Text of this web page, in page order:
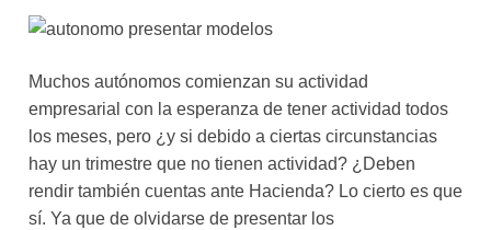
Muchos autónomos comienzan su actividad
empresarial con la esperanza de tener actividad todos
los meses, pero ¿y si debido a ciertas circunstancias
hay un trimestre que no tienen actividad? ¿Deben
rendir también cuentas ante Hacienda? Lo cierto es que
sí. Ya que de olvidarse de presentar los